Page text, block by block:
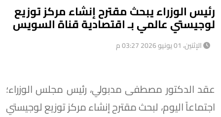
رئيس الوزراء يبحث مقترح إنشاء مركز توزيع
لوجيستي عالمي بـ اقتصادية قناة السويس
الإثنين، 01 يونيو 2026 03:27 م
عقد الدكتور مصطفى مدبولي، رئيس مجلس الوزراء؛
اجتماعاً اليوم، لبحث مقترح إنشاء مركز توزيع لوجيستي